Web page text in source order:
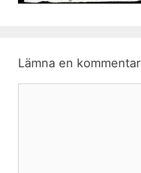
Lämna en kommentar